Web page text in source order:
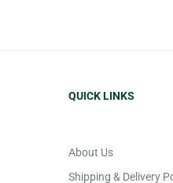
QUICK LINKS
About Us
Shipping & Delivery